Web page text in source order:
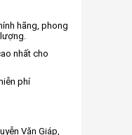
hãng, phong
nhất cho
phí
Văn Giáp,